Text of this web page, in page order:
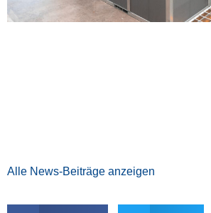
Alle News-Beiträge anzeigen